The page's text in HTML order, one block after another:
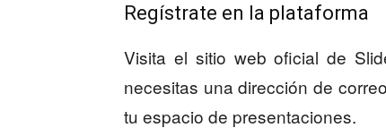
Regístrate en la plataforma
Visita el sitio web oficial de
necesitas una dirección de
tu espacio de presentaciones.